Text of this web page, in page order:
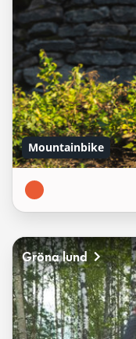
Mountainbike
Gröna lund